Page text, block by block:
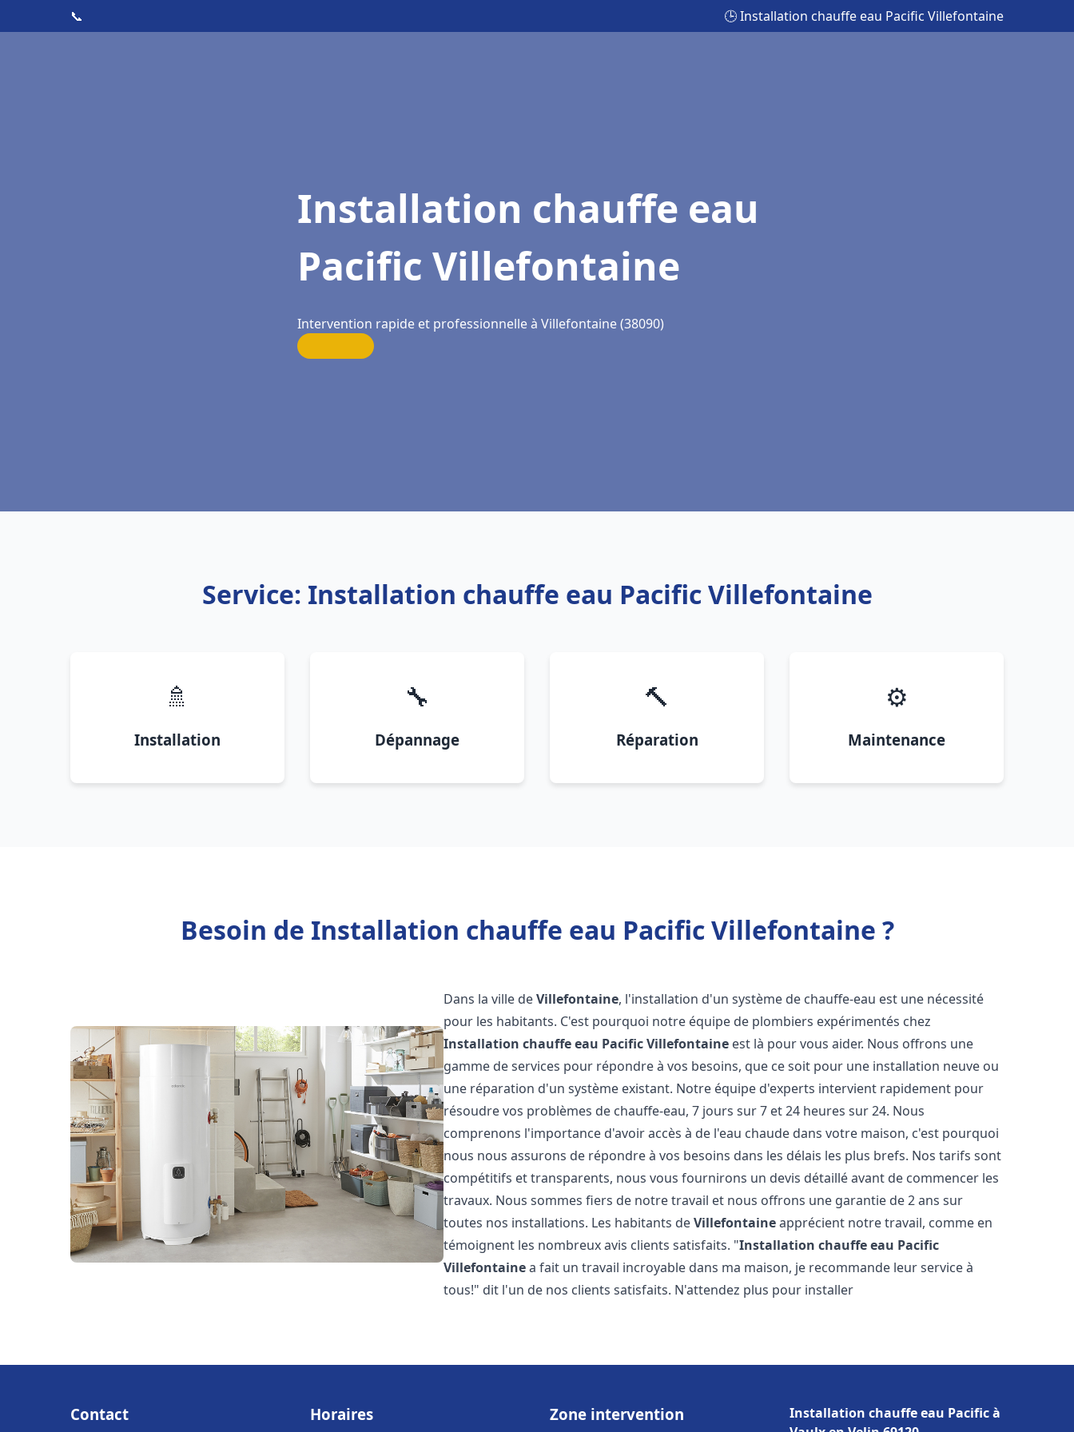
📞 🕒 Installation chauffe eau Pacific Villefontaine
Installation chauffe eau
Pacific Villefontaine
Intervention rapide et professionnelle à Villefontaine (38090)
Service: Installation chauffe eau Pacific Villefontaine
🚿
Installation
🔧
Dépannage
🔨
Réparation
⚙️
Maintenance
Besoin de Installation chauffe eau Pacific Villefontaine ?
Dans la ville deVillefontaine, l'installation d'un système de chauffe-eau est une nécessité
pour les habitants. C'est pourquoi notre équipe de plombiers expérimentés chez
Installation chauffe eau PacificVillefontaine est là pour vous aider. Nous offrons une
gamme de services pour répondre à vos besoins, que ce soit pour une installation neuve ou
une réparation d'un système existant. Notre équipe d'experts intervient rapidement pour
résoudre vos problèmes de chauffe-eau, 7 jours sur 7 et 24 heures sur 24. Nous
comprenons l'importance d'avoir accès à de l'eau chaude dans votre maison, c'est pourquoi
nous nous assurons de répondre à vos besoins dans les délais les plus brefs. Nos tarifs sont
compétitifs et transparents, nous vous fournirons un devis détaillé avant de commencer les
travaux. Nous sommes fiers de notre travail et nous offrons une garantie de 2 ans sur
toutes nos installations. Les habitants deVillefontaineapprécient notre travail, comme en
témoignent les nombreux avis clients satisfaits. "Installation chauffe eau Pacific
Villefontainea fait un travail incroyable dans ma maison, je recommande leur service à
tous!" dit l'un de nos clients satisfaits. N'attendez plus pour installer
Contact Horaires Zone intervention
Installation chauffe eau Pacific à